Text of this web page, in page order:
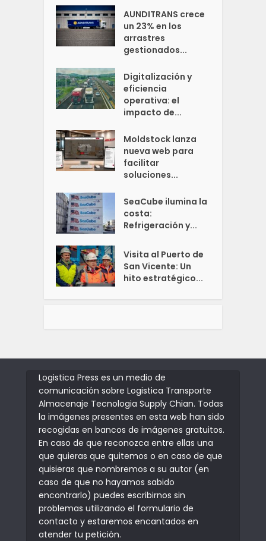
AUNDITRANS crece
un 23% en los
arrastres
gestionados...
Digitalización y
eficiencia
operativa: el
impacto de...
Moldstock lanza
nueva web para
facilitar
soluciones...
SeaCube ilumina la
costa:
Refrigeración y...
Visita al Puerto de
San Vicente: Un
hito estratégico...
Logistica Press es un medio de
comunicación sobre Logistica Transporte
Almacenaje Tecnologia Supply Chian. Todas
la imágenes presentes en esta web han sido
recogidas en bancos de imágenes gratuitos.
En caso de que reconozca entre ellas una
que quieras que quitemos o en caso de que
quisieras que nombremos a su autor (en
caso de que no hayamos sabido
encontrarlo) puedes escribirnos sin
problemas utilizando el formulario de
contacto y estaremos encantados en
atender tu petición.